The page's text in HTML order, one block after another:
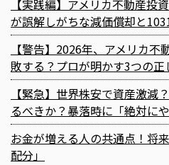
【実践編】アメリカ不動産投
が誤解しがちな減価償却と
【警告】2026年、アメリカ
敗する？プロが明かす3つの正
【緊急】世界株安で資産激減
るべきか？暴落時に「絶対に
お金が増える人の共通点！将
配分」